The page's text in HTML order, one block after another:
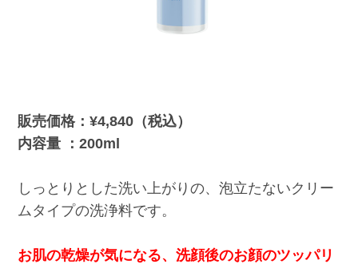
販売価格：¥4,840（税込）
内容量 ：200ml
しっとりとした洗い上がりの、泡立たないクリー
ムタイプの洗浄料です。
お肌の乾燥が気になる、洗顔後のお顔のツッパリ